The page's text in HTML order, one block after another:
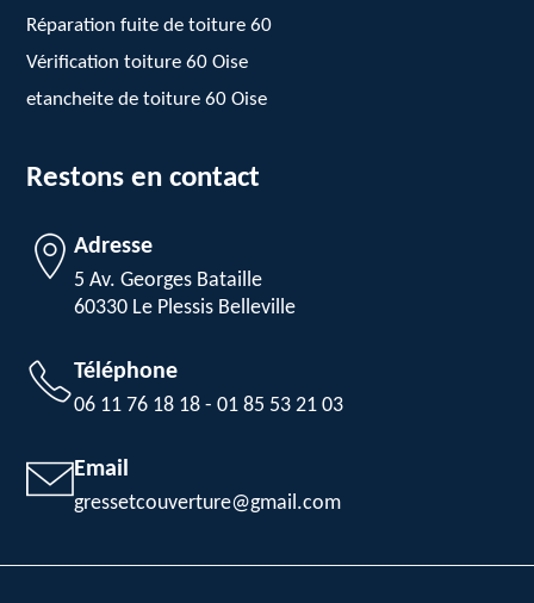
Réparation fuite de toiture 60
Vérification toiture 60 Oise
etancheite de toiture 60 Oise
Restons en contact
Adresse
5 Av. Georges Bataille
60330 Le Plessis Belleville
Téléphone
06 11 76 18 18 -01 85 53 21 03
Email
gressetcouverture@gmail.com